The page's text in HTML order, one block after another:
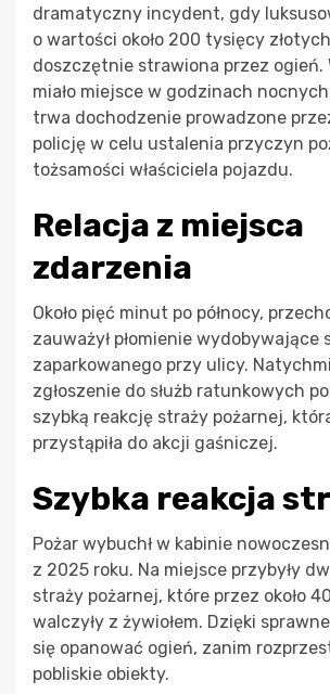
dramatyczny incydent, gdy
o wartości około 200 tysięcy
doszczętnie strawiona przez ogień.
miało miejsce w godzinach
trwa dochodzenie prowadzone
policję w celu ustalenia przyczyn
tożsamości właściciela pojazdu.
Relacja z miejsca
zdarzenia
Około pięć minut po północy,
zauważył płomienie wydobywające
zaparkowanego przy ulicy.
zgłoszenie do służb ratunkowych
szybką reakcję straży pożarnej,
przystąpiła do akcji gaśniczej.
Szybka reakcja
Pożar wybuchł w kabinie
z 2025 roku. Na miejsce przybyły
straży pożarnej, które przez około
walczyły z żywiołem. Dzięki
się opanować ogień, zanim
pobliskie obiekty.